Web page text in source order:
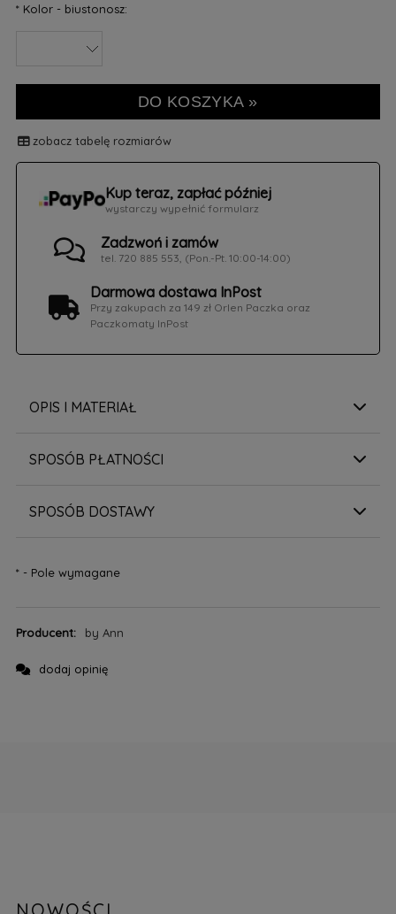
*Kolor - biustonosz:
DO KOSZYKA »
zobacz tabelę rozmiarów
Kup teraz, zapłać później
wystarczy wypełnić formularz
Zadzwoń i zamów
tel. 720 885 553, (Pon.-Pt. 10:00-14:00)
Darmowa dostawa InPost
Przy zakupach za 149 zł Orlen Paczka oraz
Paczkomaty InPost
OPIS I MATERIAŁ
SPOSÓB PŁATNOŚCI
SPOSÓB DOSTAWY
*- Pole wymagane
Producent: by Ann
dodaj opinię
NOWOŚCI